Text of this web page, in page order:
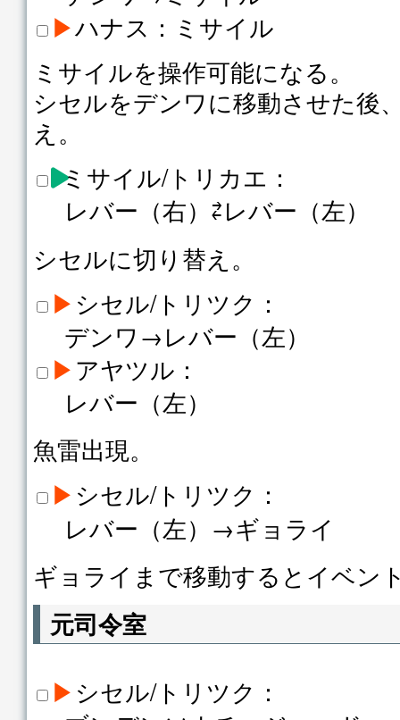
▶ハナス：ミサイル
ミサイルを操作可能になる。
シセルをデンワに移動させた後
え。
ミサイル/トリカエ：
レバー（右）⇄レバー（左）
シセルに切り替え。
▶ シセル/トリツク：
デンワ→レバー（左）
▶アヤツル：
レバー（左）
魚雷出現。
▶ シセル/トリツク：
レバー（左）→ギョライ
ギョライまで移動するとイベン
元司令室
▶ シセル/トリツク：